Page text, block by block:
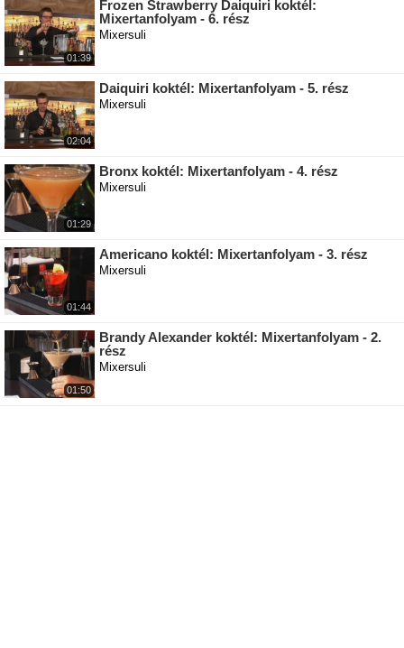
01:39
Frozen Strawberry Daiquiri koktél:
Mixertanfolyam - 6. rész
Mixersuli
02:04
Daiquiri koktél: Mixertanfolyam - 5. rész
Mixersuli
01:29
Bronx koktél: Mixertanfolyam - 4. rész
Mixersuli
01:44
Americano koktél: Mixertanfolyam - 3. rész
Mixersuli
01:50
Brandy Alexander koktél: Mixertanfolyam - 2.
rész
Mixersuli